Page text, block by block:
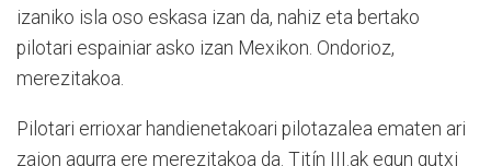
izaniko isla oso eskasa izan da, nahiz eta bertako
pilotari espainiar asko izan Mexikon. Ondorioz,
merezitakoa.
Pilotari errioxar handienetakoari pilotazalea ematen ari
zaion agurra ere merezitakoa da. Titín III.ak egun gutxi